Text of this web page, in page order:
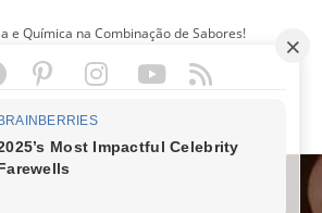
e Química na Combinação de Sabores!
PORTUGUÊS